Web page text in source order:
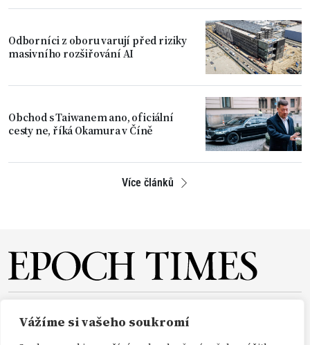
Vážíme si vašeho soukromí
Odborníci z oboru varují před riziky
masivního rozšiřování AI
Obchod s Taiwanem ano, oficiální
cesty ne, říká Okamura v Číně
Více článků